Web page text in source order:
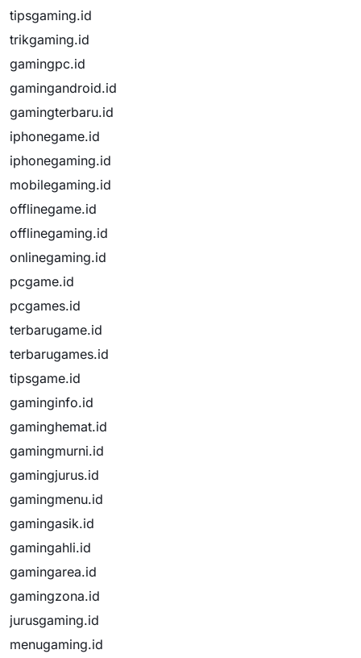
tipsgaming.id
trikgaming.id
gamingpc.id
gamingandroid.id
gamingterbaru.id
iphonegame.id
iphonegaming.id
mobilegaming.id
offlinegame.id
offlinegaming.id
onlinegaming.id
pcgame.id
pcgames.id
terbarugame.id
terbarugames.id
tipsgame.id
gaminginfo.id
gaminghemat.id
gamingmurni.id
gamingjurus.id
gamingmenu.id
gamingasik.id
gamingahli.id
gamingarea.id
gamingzona.id
jurusgaming.id
menugaming.id